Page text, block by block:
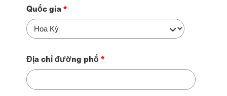
Địa
công
ty
Quốc gia
Địa chỉ đường phố